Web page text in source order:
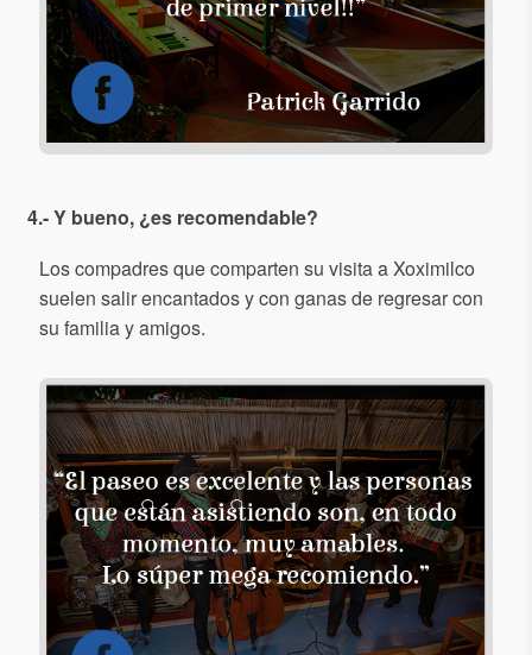
4.- Y bueno, ¿es recomendable?
Los compadres que comparten su visita a Xoximilco
suelen salir encantados y con ganas de regresar con
su familia y amigos.